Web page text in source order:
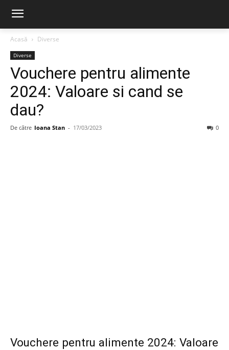
Acasă Diverse
Diverse
Vouchere pentru alimente
2024: Valoare si cand se
dau?
De către Ioana Stan - 17/03/2023 0
Vouchere pentru alimente 2024: Valoare